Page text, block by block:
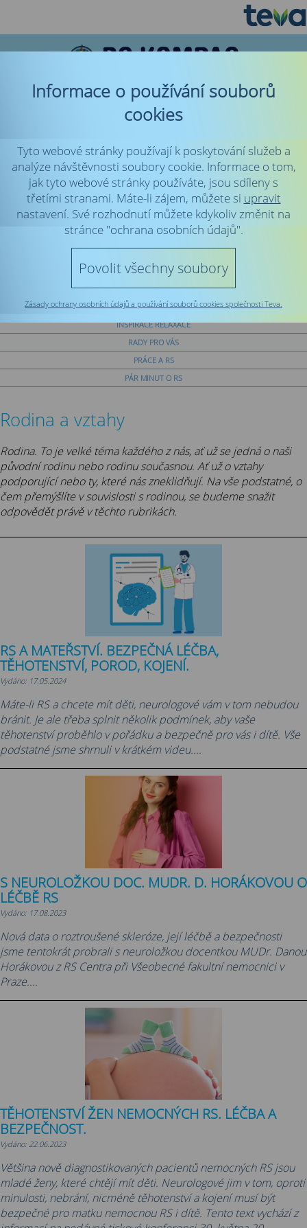
KORONAVIRUS A RS
RS NOVÁ DIAGNÓZA
PŘÍBĚHY PACIENTŮ
RODINA A VZTAHY
Rodina a já
Mateřství
DUŠE A TĚLO
LÉČENÍ A ŽIVOT S RS
CO VÍ JEN SESTŘIČKA
INSPIRACE RELAXACE
RADY PRO VÁS
PRÁCE A RS
PÁR MINUT O RS
Rodina a vztahy
Rodina. To je velké téma každého z nás, ať už se jedná o naši
původní rodinu nebo rodinu současnou. Ať už o vztahy
podporující nebo ty, které nás zneklidňují. Na vše podstatné, o
čem přemýšlíte v souvislosti s rodinou, se budeme snažit
odpovědět právě v těchto rubrikách.
RS A MATEŘSTVÍ. BEZPEČNÁ LÉČBA,
TĚHOTENSTVÍ, POROD, KOJENÍ.
Vydáno: 17.05.2024
Máte-li RS a chcete mít děti, neurologové vám v tom nebudou
bránit. Je ale třeba splnit několik podmínek, aby vaše
těhotenství proběhlo v pořádku a bezpečně pro vás i dítě. Vše
podstatné jsme shrnuli v krátkém videu....
S NEUROLOŽKOU DOC. MUDR. D. HORÁKOVOU O
LÉČBĚ RS
Vydáno: 17.08.2023
Nová data o roztroušené skleróze, její léčbě a bezpečnosti
jsme tentokrát probrali s neuroložkou docentkou MUDr. Danou
Horákovou z RS Centra při Všeobecné fakultní nemocnici v
Praze....
TĚHOTENSTVÍ ŽEN NEMOCNÝCH RS. LÉČBA A
BEZPEČNOST.
Vydáno: 22.06.2023
Většina nově diagnostikovaných pacientů nemocných RS jsou
mladé ženy, které chtějí mít děti. Neurologové jim v tom, oproti
minulosti, nebrání, nicméně těhotenství a kojení musí být
bezpečné pro matku nemocnou RS i dítě. Tento text vychází z
Informace o používání souborů
cookies
Tyto webové stránky používají k poskytování služeb a
analýze návštěvnosti soubory cookie. Informace o tom,
jak tyto webové stránky používáte, jsou sdíleny s
třetími stranami. Máte-li zájem, můžete si upravit
nastavení. Své rozhodnutí můžete kdykoliv změnit na
stránce "ochrana osobních údajů".
Povolit všechny soubory
Zásady ochrany osobních údajů a používání souborů cookies společnosti Teva.